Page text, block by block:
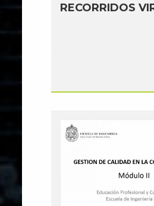
RECORRIDOS